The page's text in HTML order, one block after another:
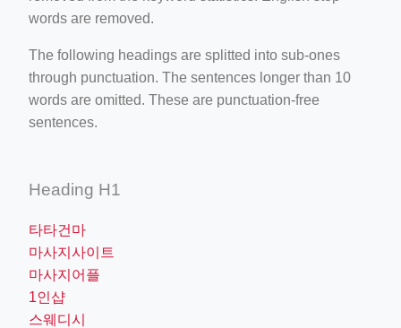
words are removed.
The following headings are splitted into sub-ones
through punctuation. The sentences longer than 10
words are omitted. These are punctuation-free
sentences.
Heading H1
타타건마
마사지사이트
마사지어플
1인샵
스웨디시